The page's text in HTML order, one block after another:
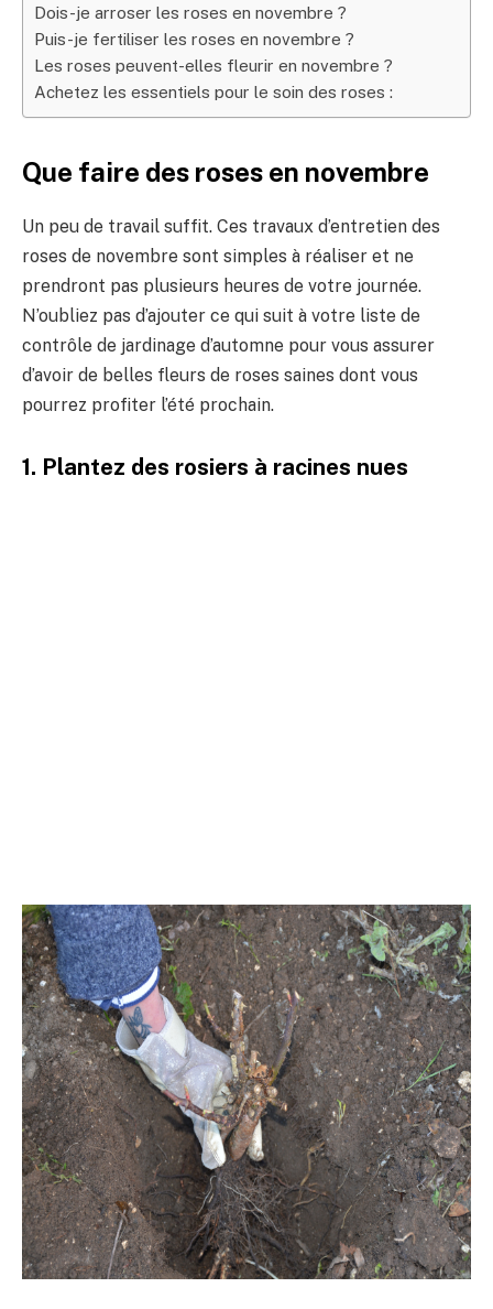
Dois-je arroser les roses en novembre ?
Puis-je fertiliser les roses en novembre ?
Les roses peuvent-elles fleurir en novembre ?
Achetez les essentiels pour le soin des roses :
Que faire des roses en novembre
Un peu de travail suffit. Ces travaux d’entretien des
roses de novembre sont simples à réaliser et ne
prendront pas plusieurs heures de votre journée.
N’oubliez pas d’ajouter ce qui suit à votre liste de
contrôle de jardinage d’automne pour vous assurer
d’avoir de belles fleurs de roses saines dont vous
pourrez profiter l’été prochain.
1. Plantez des rosiers à racines nues